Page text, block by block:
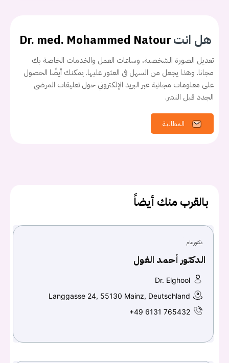
يجب عليك تسجيل الدخول حتى يمكنك طرح سؤال.
هل انتDr. med. Mohammed Natour
تعديل الصورة الشخصية، وساعات العمل والخدمات الخاصة بك
مجانا. وهذا يجعل من السهل في العثور عليها. يمكنك أيضًا الحصول
على معلومات مجانية عبر البريد الإلكتروني حول تعليقات المرضى
الجدد قبل النشر.
المطالبة
بالقرب منك أيضاً
دكتور عام
الدكتور أحمد الغول
Dr. Elghool
Langgasse 24, 55130 Mainz, Deutschland
+49 6131 765432